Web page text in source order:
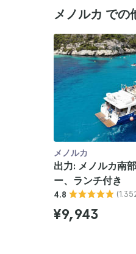
メノルカ での
メノルカ
出力: メノルカ南
ー、ランチ付き
4.8
¥9,943